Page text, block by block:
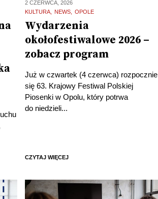
2 CZERWCA, 2026
KULTURA
NEWS OPOLE
Wydarzenia
okołofestiwalowe 2026 –
zobacz program
Już w czwartek (4 czerwca) rozpocznie
się 63. Krajowy Festiwal Polskiej
Piosenki w Opolu, który potrwa
do niedzieli...
CZYTAJ WIĘCEJ